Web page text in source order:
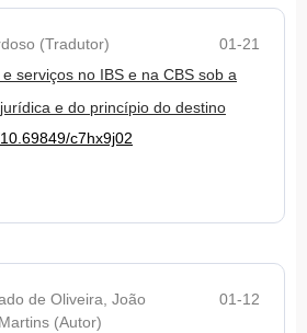
(Tradutor)
01-21
serviços no IBS e na CBS sob a
e do princípio do destino
c7hx9j02
de Oliveira, João
(Autor)
01-12